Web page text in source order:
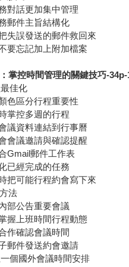
對話更加集中管理
郵件主旨結構化
失誤發送的郵件救回來
要忘記加上附加檔案
掌控時間管理的關鍵技巧-
佳化
色區分行程重要性
掌控多週的行程
議資料連結到行事曆
會議邀請與確認提醒
Gmail郵件工作表
已經完成的任務
把可能行程約會寫下來
法
部公告重要會議
握上班時間行程動態
作確認會議時間
郵件發送約會邀請
個國外會議時間安排